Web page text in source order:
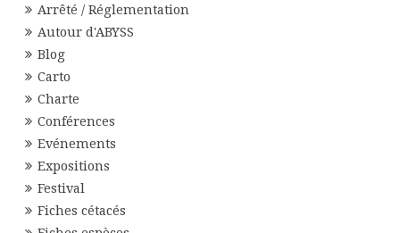
Arrêté / Réglementation
Autour d'ABYSS
Blog
Carto
Charte
Conférences
Evénements
Expositions
Festival
Fiches cétacés